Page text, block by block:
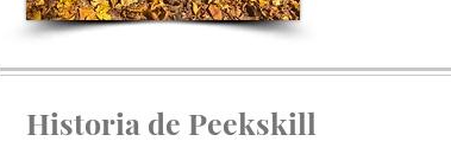
Historia de Peekskill